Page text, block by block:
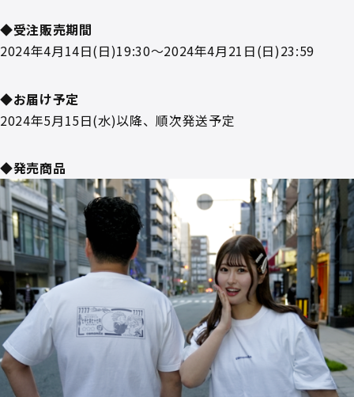
◆受注販売期間
2024年4月14日(日)19:30～2024年4月21日(日)23:59
◆お届け予定
2024年5月15日(水)以降、順次発送予定
◆発売商品